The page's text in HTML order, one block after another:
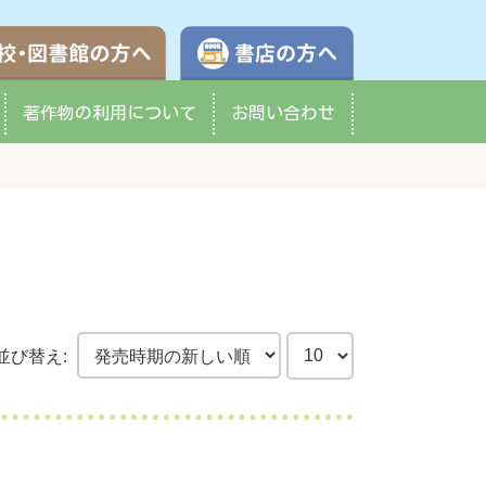
学校・図書館の方へ
著作物の利用について お問い合わせ
び替え: